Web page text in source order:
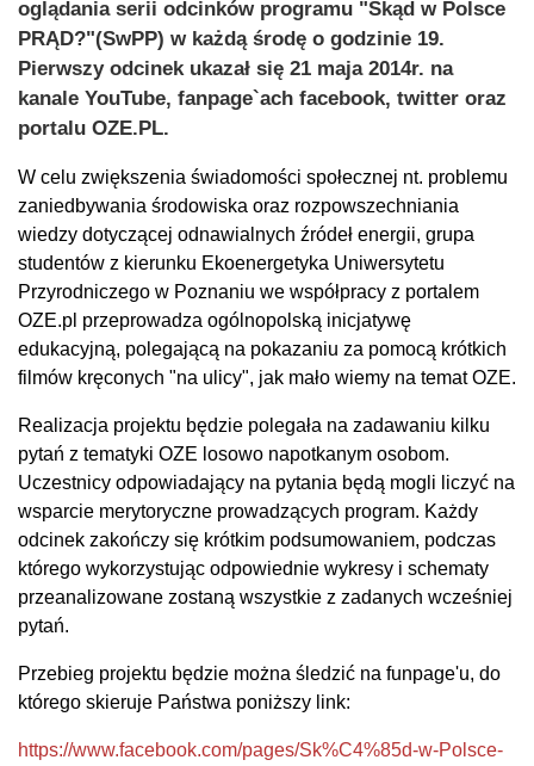
oglądania serii odcinków programu "Skąd w Polsce
PRĄD?"(SwPP) w każdą środę o godzinie 19.
Pierwszy odcinek ukazał się 21 maja 2014r. na
kanale YouTube, fanpage`ach facebook, twitter oraz
portalu OZE.PL.
W celu zwiększenia świadomości społecznej nt. problemu
zaniedbywania środowiska oraz rozpowszechniania
wiedzy dotyczącej odnawialnych źródeł energii, grupa
studentów z kierunku Ekoenergetyka Uniwersytetu
Przyrodniczego w Poznaniu we współpracy z portalem
OZE.pl przeprowadza ogólnopolską inicjatywę
edukacyjną, polegającą na pokazaniu za pomocą krótkich
filmów kręconych "na ulicy", jak mało wiemy na temat OZE.
Realizacja projektu będzie polegała na zadawaniu kilku
pytań z tematyki OZE losowo napotkanym osobom.
Uczestnicy odpowiadający na pytania będą mogli liczyć na
wsparcie merytoryczne prowadzących program. Każdy
odcinek zakończy się krótkim podsumowaniem, podczas
którego wykorzystując odpowiednie wykresy i schematy
przeanalizowane zostaną wszystkie z zadanych wcześniej
pytań.
Przebieg projektu będzie można śledzić na funpage'u, do
którego skieruje Państwa poniższy link:
https://www.facebook.com/pages/Sk%C4%85d-w-Polsce-